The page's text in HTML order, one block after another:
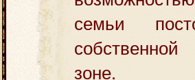
семьи
зоне.